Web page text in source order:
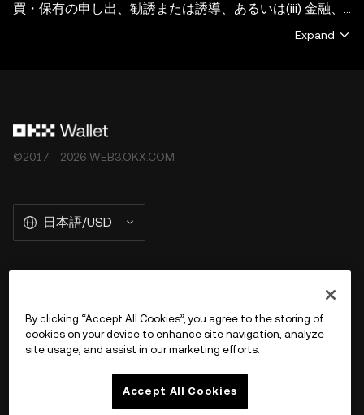
買・保有の申し出、勧誘または誘導、あるいは(iii) 金融、
会計、法務、または税務のアドバイスを提供するものでは
税務・投資の専門家にご相談ください。OKX Web3 ウォ
レットは、サードパーティプラットフォームを見つけ、や
ィプラットフォームのサービスを管理することはなく、責
任を負うものではありません。すべての製品がすべての地
ォレットとそれに付随するサービスは OKX 取引所が提供
するものではなく、[OKX Web3 Ecosystem Terms of
Service](https://web3.okx.com/help/okx-web3-
ecosystem-terms-of-service"OKXWeb3 Ecosystem
Terms of Service") に従っています。
Expand
©2017 - 2026 WEB3.OKX.COM
日本語/USD
商品
By clicking “Accept All Cookies”, you agree to the storing of
cookies on your device to enhance site navigation, analyze
site usage, and assist in our marketing efforts.
Accept All Cookies